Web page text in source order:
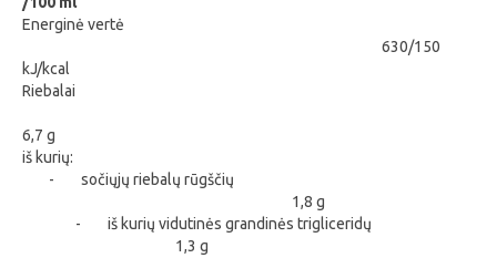
Energinė vertė
630/150
kJ/kcal
Riebalai
6,7 g
iš kurių:
-
sočiųjų riebalų rūgščių
1,8 g
-
iš kurių vidutinės grandinės trigliceridų
1,3 g